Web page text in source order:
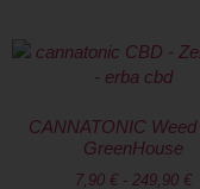
CANNATONIC
GreenHouse
7,90 € - 249,90 €